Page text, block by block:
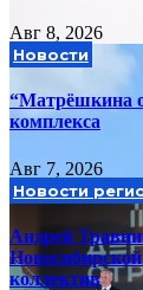
Авг 8, 2026
Новости
“Матрёшкина
комплекса
Авг 7, 2026
Новости
Андрей
коллектив